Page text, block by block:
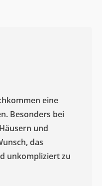
eine
Besonders bei
und
das
unkompliziert zu